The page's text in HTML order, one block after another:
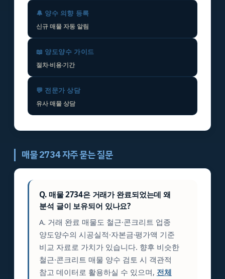
🔔 양수 의향 등록
신규 매물 자동 알림
📖 양도양수 가이드
절차·비용·기간
💬 전문가 상담
유사 매물 상담
매물 2734 자주 묻는 질문
Q. 매물 2734은 거래가 완료되었는데 왜
분석 글이 보유되어 있나요?
A. 거래 완료 매물도 철근·콘크리트 업종
양도양수의 시공실적·자본금·평가액 기준
비교 자료로 가치가 있습니다. 향후 비슷한
철근·콘크리트 매물 양수 검토 시 객관적
참고 데이터로 활용하실 수 있으며, 전체